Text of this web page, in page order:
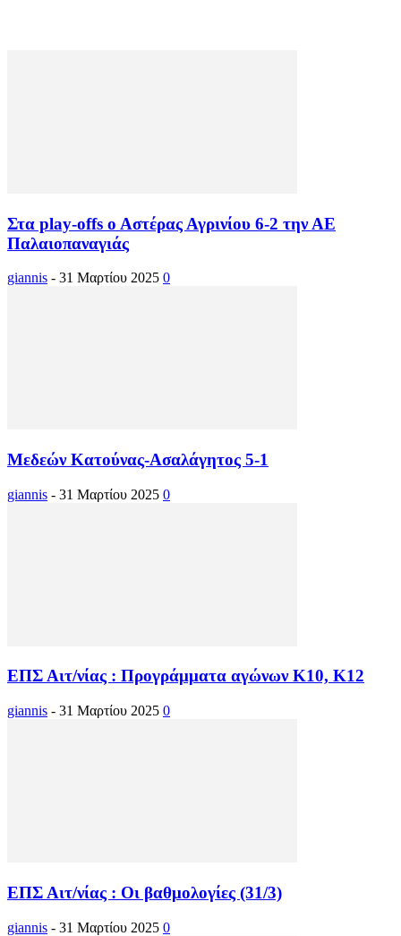
Στα play-offs ο Αστέρας Αγρινίου 6-2 την ΑΕ
Παλαιοπαναγιάς
giannis - 31 Μαρτίου 2025 0
Μεδεών Κατούνας-Ασαλάγητος 5-1
giannis - 31 Μαρτίου 2025 0
ΕΠΣ Αιτ/νίας : Προγράμματα αγώνων Κ10, Κ12
giannis - 31 Μαρτίου 2025 0
ΕΠΣ Αιτ/νίας : Οι βαθμολογίες (31/3)
giannis - 31 Μαρτίου 2025 0